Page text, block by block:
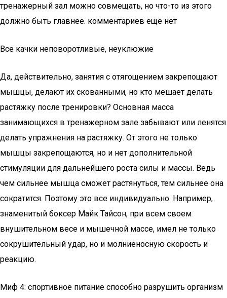
тренажерный зал можно совмещать, но что-то из этого
должно быть главнее. комментариев ещё нет
Все качки неповоротливые, неуклюжие
Да, действительно, занятия с отягощением закрепощают
мышцы, делают их скованными, но кто мешает делать
растяжку после тренировки? Основная масса
занимающихся в тренажерном зале забывают или ленятся
делать упражнения на растяжку. От этого не только
мышцы закрепощаются, но и нет дополнительной
стимуляции для дальнейшего роста силы и массы. Ведь
чем сильнее мышца сможет растянуться, тем сильнее она
сократится. Поэтому это все индивидуально. Например,
знаменитый боксер Майк Тайсон, при всем своем
внушительном весе и мышечной массе, имел не только
сокрушительный удар, но и молниеносную скорость и
реакцию.
Миф 4: спортивное питание способно разрушить организм